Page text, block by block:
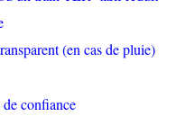
(en cas de pluie)
confiance